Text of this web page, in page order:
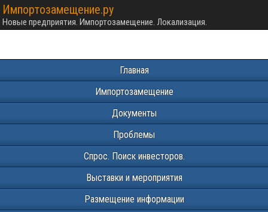
Импортозамещение.ру
Новые предприятия. Импортозамещение. Локализация.
Главная
Импортозамещение
Документы
Проблемы
Спрос. Поиск инвесторов.
Выставки и мероприятия
Размещение информации